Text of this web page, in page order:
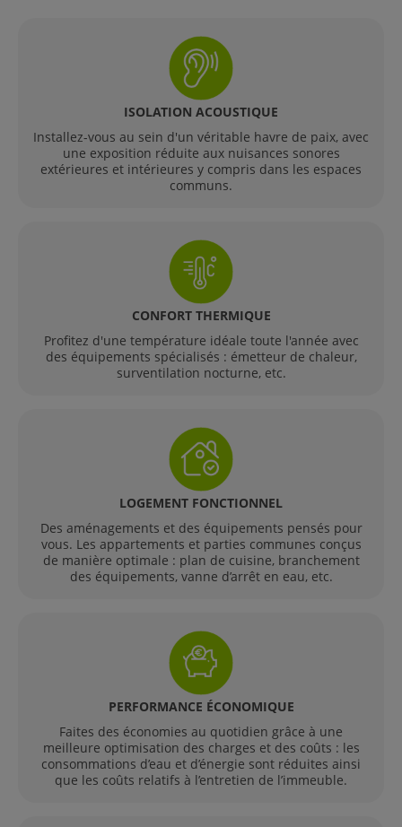
ISOLATION ACOUSTIQUE
Installez-vous au sein d'un véritable havre de paix, avec
une exposition réduite aux nuisances sonores
extérieures et intérieures y compris dans les espaces
communs.
CONFORT THERMIQUE
Profitez d'une température idéale toute l'année avec
des équipements spécialisés : émetteur de chaleur,
surventilation nocturne, etc.
LOGEMENT FONCTIONNEL
Des aménagements et des équipements pensés pour
vous. Les appartements et parties communes conçus
de manière optimale : plan de cuisine, branchement
des équipements, vanne d’arrêt en eau, etc.
PERFORMANCE ÉCONOMIQUE
Faites des économies au quotidien grâce à une
meilleure optimisation des charges et des coûts : les
consommations d’eau et d’énergie sont réduites ainsi
que les coûts relatifs à l’entretien de l’immeuble.